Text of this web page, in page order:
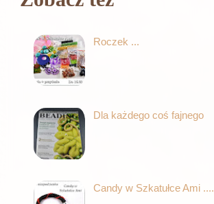
Roczek ...
Dla każdego coś fajnego
Candy w Szkatułce Ami ....